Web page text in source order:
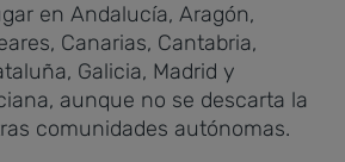
en Andalucía, Aragón,
Canarias, Cantabria,
Galicia, Madrid y
aunque no se descarta la
comunidades autónomas.